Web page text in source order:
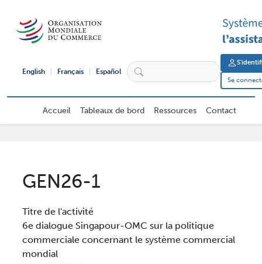
English Français Español
User
Se
Navigation principale d'utilisateur
Accueil Tableaux de bord Ressources Contact
GEN26-1
Titre de l'activité
6e dialogue Singapour-OMC sur la politique
commerciale concernant le système commercial
mondial